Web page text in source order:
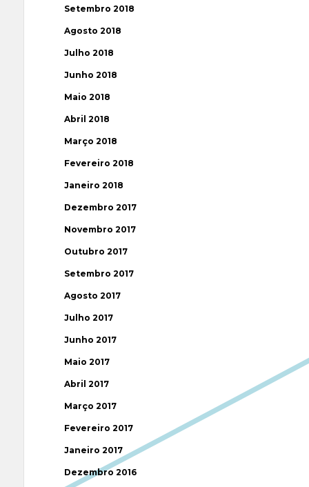
Setembro 2018
Agosto 2018
Julho 2018
Junho 2018
Maio 2018
Abril 2018
Março 2018
Fevereiro 2018
Janeiro 2018
Dezembro 2017
Novembro 2017
Outubro 2017
Setembro 2017
Agosto 2017
Julho 2017
Junho 2017
Maio 2017
Abril 2017
Março 2017
Fevereiro 2017
Janeiro 2017
Dezembro 2016